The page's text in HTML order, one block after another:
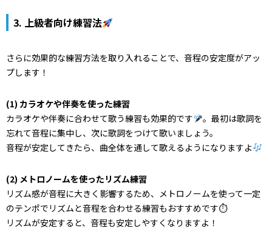
3. 上級者向け練習法
さらに効果的な練習方法を取り入れることで、音程の安定度がアッ
プします！
(1) カラオケや伴奏を使った練習
カラオケや伴奏に合わせて歌う練習も効果的です
。最初は歌詞を
忘れて音程に集中し、次に歌詞をつけて歌いましょう。
音程が安定してきたら、曲全体を通して歌えるようになりますよ
(2) メトロノームを使ったリズム練習
リズム感が音程に大きく影響するため、メトロノームを使って一定
のテンポでリズムと音程を合わせる練習もおすすめです⏱
リズムが安定すると、音程も安定しやすくなりますよ！